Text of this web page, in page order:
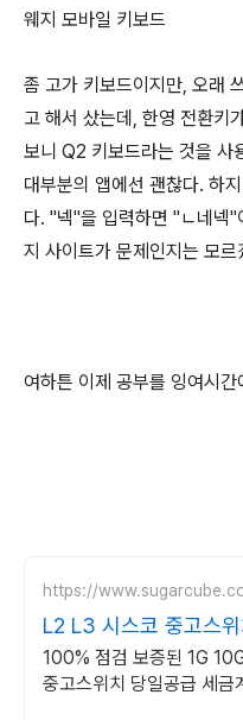
웨지 모바일 키보드
좀 고가 키보드이지만, 오래
고 해서 샀는데, 한영 전환키
보니 Q2 키보드라는 것을 사
대부분의 앱에선 괜찮다. 하
다. "넥"을 입력하면 "ㄴ네넥"
지 사이트가 문제인지는 모르
여하튼 이제 공부를 잉여시
https://
L2 L3 시스코 중고스
CISCO
100% 점검 보증된 1G
중고스위치 당일공급 세금